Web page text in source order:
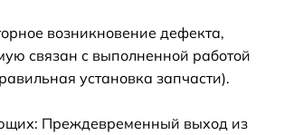
возникновение дефекта,
связан с выполненной работой
установка запчасти).
Преждевременный выход из